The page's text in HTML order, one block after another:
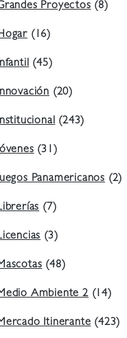
Proyectos(8)
(16)
(45)
(20)
(243)
(31)
Panamericanos (2)
(7)
(3)
(48)
Ambiente 2(14)
Itinerante(423)